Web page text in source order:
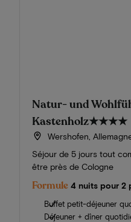
Natur- und
Kastenholz★★★★
Wershofen,
Séjour de 5 jours tout
être près de Cologne
Formule 4 nuits pour 2
Buffet petit-déjeuner
Déjeuner + dîner